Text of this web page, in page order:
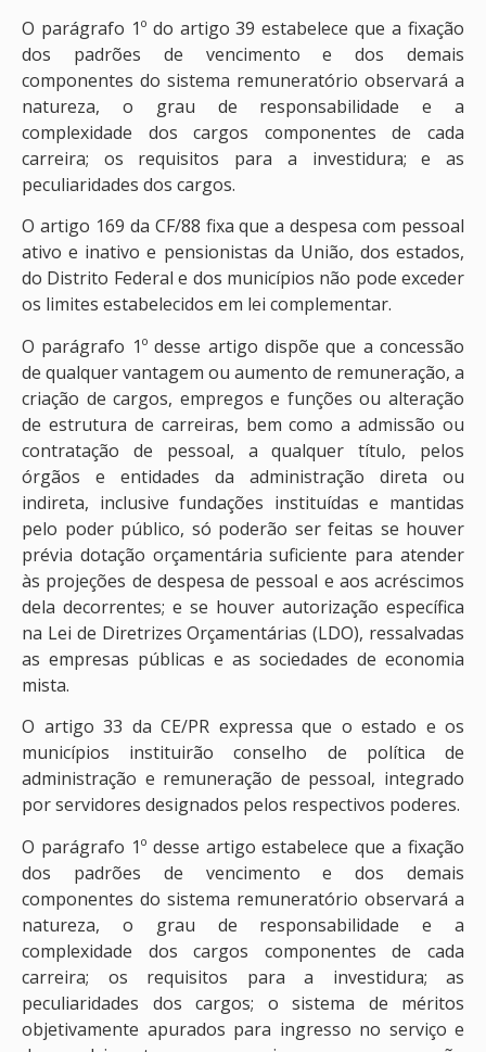
O parágrafo 1º do artigo 39 estabelece que a fixação
dos padrões de vencimento e dos demais
componentes do sistema remuneratório observará a
natureza, o grau de responsabilidade e a
complexidade dos cargos componentes de cada
carreira; os requisitos para a investidura; e as
peculiaridades dos cargos.
O artigo 169 da CF/88 fixa que a despesa com pessoal
ativo e inativo e pensionistas da União, dos estados,
do Distrito Federal e dos municípios não pode exceder
os limites estabelecidos em lei complementar.
O parágrafo 1º desse artigo dispõe que a concessão
de qualquer vantagem ou aumento de remuneração, a
criação de cargos, empregos e funções ou alteração
de estrutura de carreiras, bem como a admissão ou
contratação de pessoal, a qualquer título, pelos
órgãos e entidades da administração direta ou
indireta, inclusive fundações instituídas e mantidas
pelo poder público, só poderão ser feitas se houver
prévia dotação orçamentária suficiente para atender
às projeções de despesa de pessoal e aos acréscimos
dela decorrentes; e se houver autorização específica
na Lei de Diretrizes Orçamentárias (LDO), ressalvadas
as empresas públicas e as sociedades de economia
mista.
O artigo 33 da CE/PR expressa que o estado e os
municípios instituirão conselho de política de
administração e remuneração de pessoal, integrado
por servidores designados pelos respectivos poderes.
O parágrafo 1º desse artigo estabelece que a fixação
dos padrões de vencimento e dos demais
componentes do sistema remuneratório observará a
natureza, o grau de responsabilidade e a
complexidade dos cargos componentes de cada
carreira; os requisitos para a investidura; as
peculiaridades dos cargos; o sistema de méritos
objetivamente apurados para ingresso no serviço e